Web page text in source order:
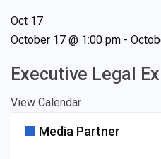
Oct 17
October 17 @ 1:00 pm -
Executive Legal
View Calendar
Media Partner